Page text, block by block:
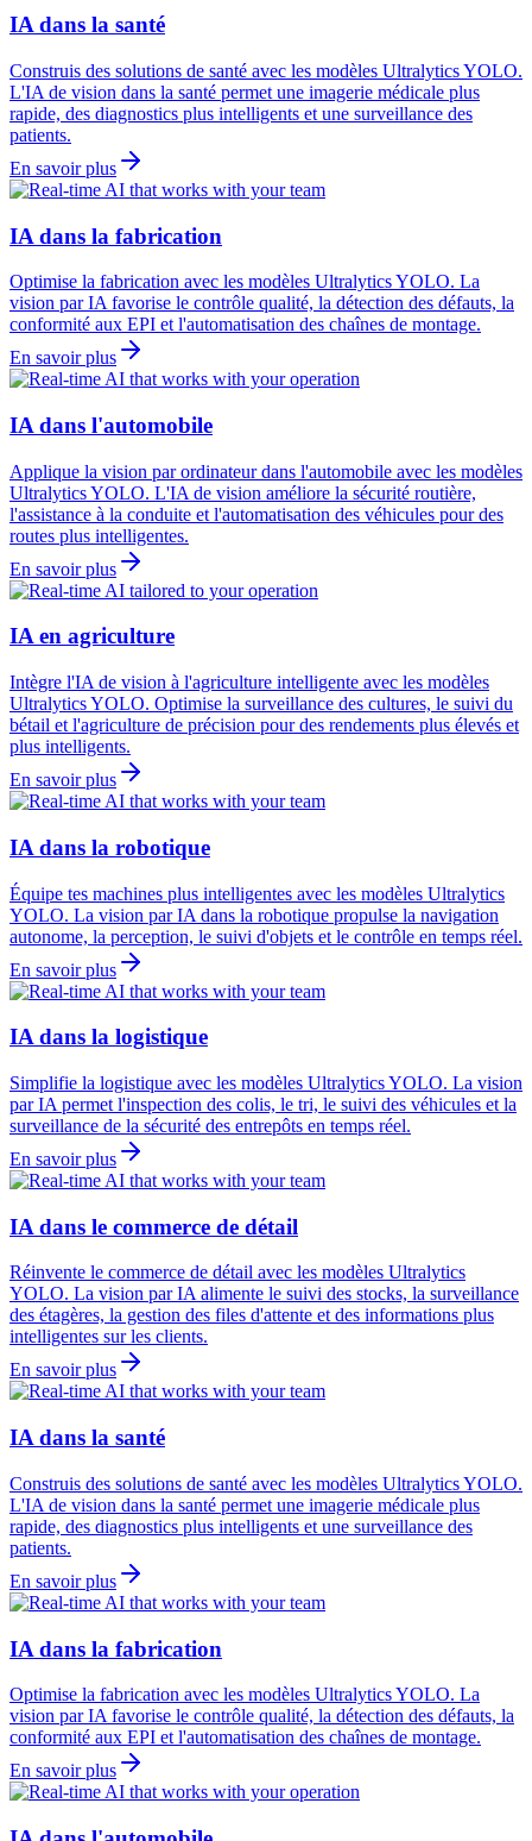
IA dans la santé
Construis des solutions de santé avec les modèles Ultralytics YOLO.
L'IA de vision dans la santé permet une imagerie médicale plus
rapide, des diagnostics plus intelligents et une surveillance des
patients.
En savoir plus
IA dans la fabrication
Optimise la fabrication avec les modèles Ultralytics YOLO. La
vision par IA favorise le contrôle qualité, la détection des défauts, la
conformité aux EPI et l'automatisation des chaînes de montage.
En savoir plus
IA dans l'automobile
Applique la vision par ordinateur dans l'automobile avec les modèles
Ultralytics YOLO. L'IA de vision améliore la sécurité routière,
l'assistance à la conduite et l'automatisation des véhicules pour des
routes plus intelligentes.
En savoir plus
IA en agriculture
Intègre l'IA de vision à l'agriculture intelligente avec les modèles
Ultralytics YOLO. Optimise la surveillance des cultures, le suivi du
bétail et l'agriculture de précision pour des rendements plus élevés et
plus intelligents.
En savoir plus
IA dans la robotique
Équipe tes machines plus intelligentes avec les modèles Ultralytics
YOLO. La vision par IA dans la robotique propulse la navigation
autonome, la perception, le suivi d'objets et le contrôle en temps réel.
En savoir plus
IA dans la logistique
Simplifie la logistique avec les modèles Ultralytics YOLO. La vision
par IA permet l'inspection des colis, le tri, le suivi des véhicules et la
surveillance de la sécurité des entrepôts en temps réel.
En savoir plus
IA dans le commerce de détail
Réinvente le commerce de détail avec les modèles Ultralytics
YOLO. La vision par IA alimente le suivi des stocks, la surveillance
des étagères, la gestion des files d'attente et des informations plus
intelligentes sur les clients.
En savoir plus
IA dans la santé
Construis des solutions de santé avec les modèles Ultralytics YOLO.
L'IA de vision dans la santé permet une imagerie médicale plus
rapide, des diagnostics plus intelligents et une surveillance des
patients.
En savoir plus
IA dans la fabrication
Optimise la fabrication avec les modèles Ultralytics YOLO. La
vision par IA favorise le contrôle qualité, la détection des défauts, la
conformité aux EPI et l'automatisation des chaînes de montage.
En savoir plus